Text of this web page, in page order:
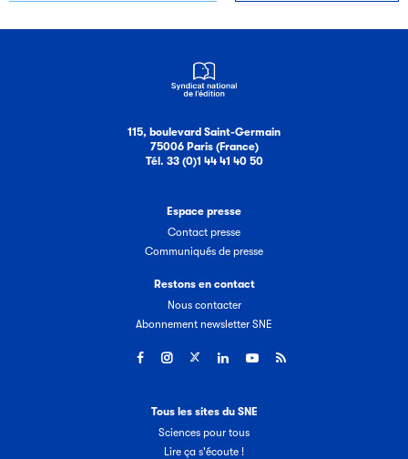
115, boulevard Saint-Germain
75006 Paris (France)
Tél. 33 (0)1 44 41 40 50
Espace presse
Contact presse
Communiqués de presse
Restons en contact
Nous contacter
Abonnement newsletter SNE
Tous les sites du SNE
Sciences pour tous
Lire ça s'écoute !